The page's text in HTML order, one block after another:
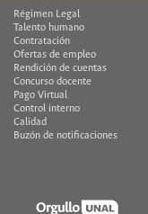
Régimen Legal
Talento humano
Contratación
Ofertas de empleo
Rendición de cuentas
Concurso docente
Pago Virtual
Control interno
Calidad
Buzón de notificaciones